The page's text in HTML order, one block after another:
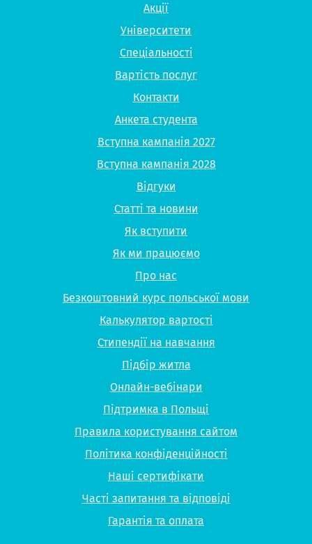
Акції
Університети
Спеціальності
Вартість послуг
Контакти
Анкета студента
Вступна кампанія 2027
Вступна кампанія 2028
Відгуки
Статті та новини
Як вступити
Як ми працюємо
Про нас
Безкоштовний курс польської мови
Калькулятор вартості
Стипендії на навчання
Підбір житла
Онлайн-вебінари
Підтримка в Польщі
Правила користування сайтом
Політика конфіденційності
Наші сертифікати
Часті запитання та відповіді
Гарантія та оплата